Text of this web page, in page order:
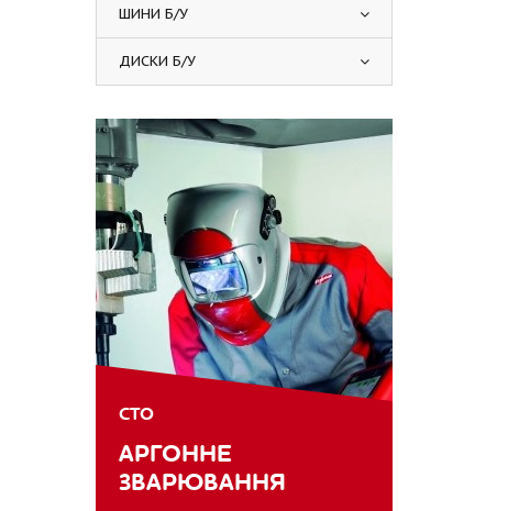
ШИНИ Б/У
ДИСКИ Б/У
СТО
АРГОННЕ
ЗВАРЮВАННЯ